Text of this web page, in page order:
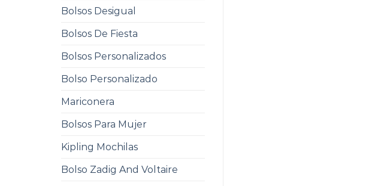
Bolsos Desigual
Bolsos De Fiesta
Bolsos Personalizados
Bolso Personalizado
Mariconera
Bolsos Para Mujer
Kipling Mochilas
Bolso Zadig And Voltaire